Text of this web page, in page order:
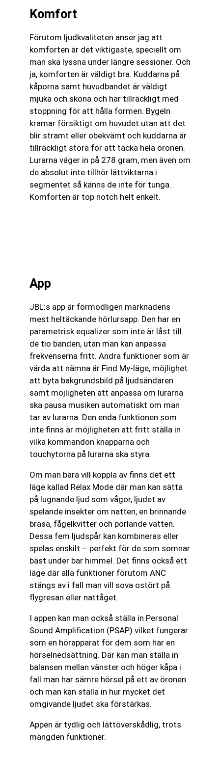
Komfort
Förutom ljudkvaliteten anser jag att
komforten är det viktigaste, speciellt om
man ska lyssna under längre sessioner. Och
ja, komforten är väldigt bra. Kuddarna på
kåporna samt huvudbandet är väldigt
mjuka och sköna och har tillräckligt med
stoppning för att hålla formen. Bygeln
kramar försiktigt om huvudet utan att det
blir stramt eller obekvämt och kuddarna är
tillräckligt stora för att täcka hela öronen.
Lurarna väger in på 278 gram, men även om
de absolut inte tillhör lättviktarna i
segmentet så känns de inte för tunga.
Komforten är top notch helt enkelt.
App
JBL:s app är förmodligen marknadens
mest heltäckande hörlursapp. Den har en
parametrisk equalizer som inte är låst till
de tio banden, utan man kan anpassa
frekvenserna fritt. Andra funktioner som är
värda att nämna är Find My-läge, möjlighet
att byta bakgrundsbild på ljudsändaren
samt möjligheten att anpassa om lurarna
ska pausa musiken automatiskt om man
tar av lurarna. Den enda funktionen som
inte finns är möjligheten att fritt ställa in
vilka kommandon knapparna och
touchytorna på lurarna ska styra.
Om man bara vill koppla av finns det ett
läge kallad Relax Mode där man kan sätta
på lugnande ljud som vågor, ljudet av
spelande insekter om natten, en brinnande
brasa, fågelkvitter och porlande vatten.
Dessa fem ljudspår kan kombineras eller
spelas enskilt – perfekt för de som somnar
bäst under bar himmel. Det finns också ett
läge där alla funktioner förutom ANC
stängs av i fall man vill sova ostört på
flygresan eller nattåget.
I appen kan man också ställa in Personal
Sound Amplification (PSAP) vilket fungerar
som en hörapparat för dem som har en
hörselnedsättning. Där kan man ställa in
balansen mellan vänster och höger kåpa i
fall man har sämre hörsel på ett av öronen
och man kan ställa in hur mycket det
omgivande ljudet ska förstärkas.
Appen är tydlig och lättöverskådlig, trots
mängden funktioner.